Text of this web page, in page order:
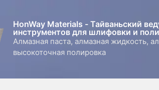
HonWay Materials - Тайваньский
инструментов для шлифовки и
Алмазная паста, алмазная жидкость,
высокоточная полировка